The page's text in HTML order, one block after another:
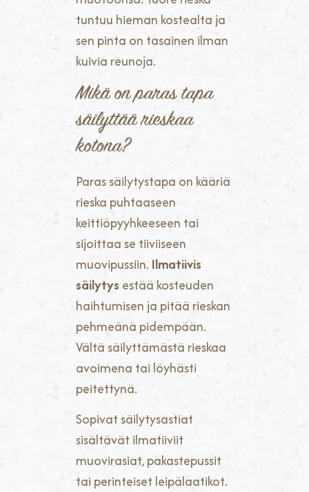
tuntuu hieman kostealta ja
sen pinta on tasainen ilman
kuivia reunoja.
Mikä on paras tapa
säilyttää rieskaa
kotona?
Paras säilytystapa on kääriä
rieska puhtaaseen
keittiöpyyhkeeseen tai
sijoittaa se tiiviiseen
muovipussiin. Ilmatiivis
säilytys estää kosteuden
haihtumisen ja pitää rieskan
pehmeänä pidempään.
Vältä säilyttämästä rieskaa
avoimena tai löyhästi
peitettynä.
Sopivat säilytysastiat
sisältävät ilmatiiviit
muovirasiat, pakastepussit
tai perinteiset leipälaatikot.